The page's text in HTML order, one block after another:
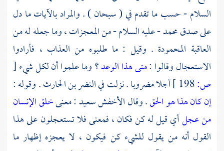
السلام - حسب ما تقدم في ( سبحان ) . والمراد بالآيات ما دل
على صدقمحمد- عليه السلام - من المعجزات ، وما جعله له من
العاقبة المحمودة . وقيل : ما طلبوه من العذاب ، فأرادوا
الاستعجال وقالوا :متى هذا الوعد؟ وما علموا أن لكل شيء[
ص:
أجلا مضروبا . نزلت فيالنضر بن الحارث. وقوله :
إن كان هذا هو الحق. وقالالأخفش سعيد: معنىخلق الإنسان
من عجلأي قيل له كن فكان ، فمعنى فلا تستعجلون على هذا
القول أنه من يقول للشيء كن فيكون ، لا يعجزه إظهار ما